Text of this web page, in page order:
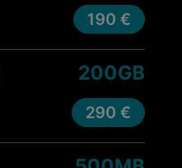
190 €
200GB
290 €